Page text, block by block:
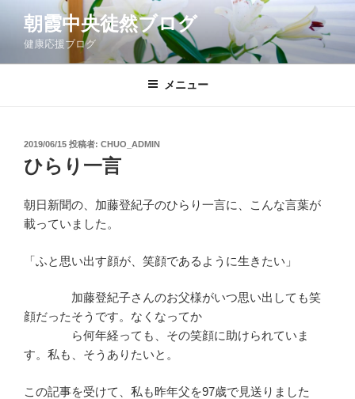
ン
朝霞中央徒然ブログ
健康応援ブログ
メニュー
投
稿
日:
2019/06/15 投稿者: CHUO_ADMIN
ひらり一言
朝日新聞の、加藤登紀子のひらり一言に、こんな言葉が
載っていました。
「ふと思い出す顔が、笑顔であるように生きたい」
加藤登紀子さんのお父様がいつ思い出しても笑
顔だったそうです。なくなってか
ら何年経っても、その笑顔に助けられていま
す。私も、そうありたいと。
この記事を受けて、私も昨年父を97歳で見送りました